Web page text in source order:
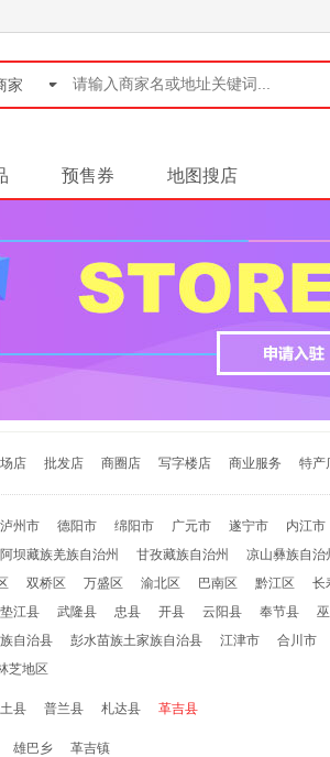
家 ◆
预售券 地图搜店
店 批发店 商圈店 写字楼店 商业服务 特产
泸州市 德阳市 绵阳市 广元市 遂宁市 内江市
阿坝藏族羌族自治州 甘孜藏族自治州 凉山彝族自治
双桥区 万盛区 渝北区 巴南区 黔江区 长
垫江县 武隆县 忠县 开县 云阳县 奉节县
自治县 彭水苗族土家族自治县 江津市 合川市
芝地区
县 普兰县 札达县 革吉县
雄巴乡 革吉镇